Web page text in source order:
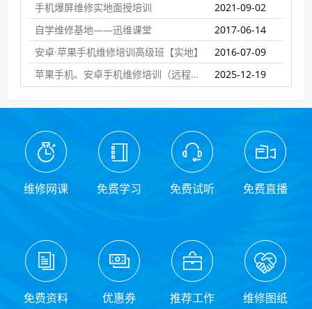
手机爆屏维修实地面授培训
2021-09-02
自学维修基地——迅维课堂
2017-06-14
安卓·苹果手机维修培训高级班【实地】
2016-07-09
苹果手机、安卓手机维修培训（远程网络班）
2025-12-19
维修网课 免费学习 免费试听 免费直播
免费资料 优惠券 推荐工作 维修图纸